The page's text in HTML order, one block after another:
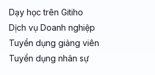
Dạy học trên Gitiho
Dịch vụ Doanh nghiệp
Tuyển dụng giảng viên
Tuyển dụng nhân sự